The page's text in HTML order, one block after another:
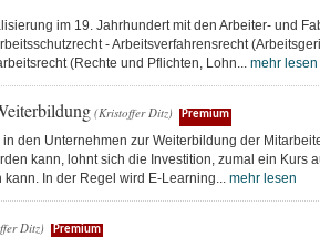
im 19. Jahrhundert mit den Arbeiter- und
- Arbeitsverfahrensrecht
(Rechte und Pflichten, Lohn... mehr lesen
(Kristoffer Ditz) Premium
den Unternehmen zur Weiterbildung der
kann, lohnt sich die Investition, zumal ein Kurs
In der Regel wird E-Learning... mehr lesen
Ditz) Premium